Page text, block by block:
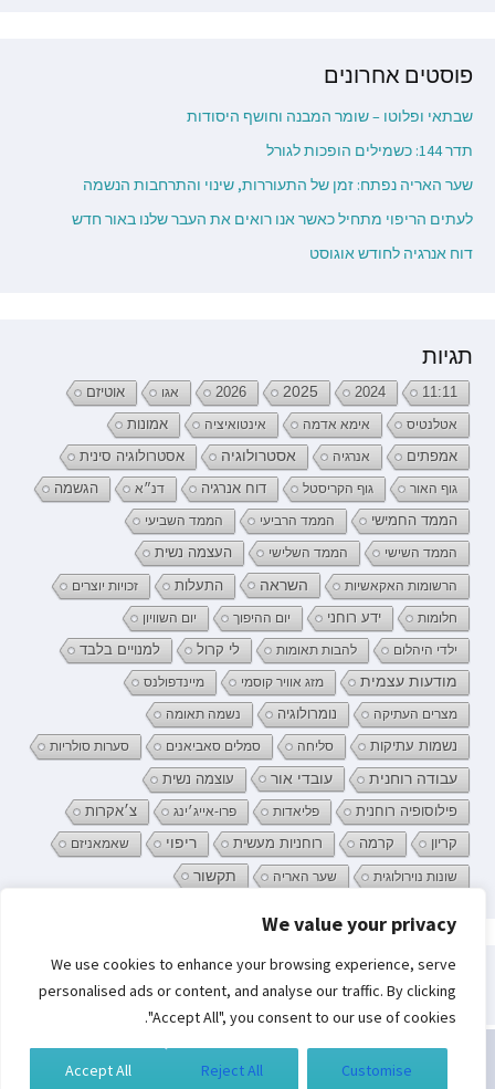
We value your privacy
We use cookies to enhance your browsing experience, serve
personalised ads or content, and analyse our traffic. By clicking
"Accept All", you consent to our use of cookies.
Customise
Reject All
Accept All
פוסטים אחרונים
שבתאי ופלוטו – שומר המבנה וחושף היסודות
תדר 144: כשמילים הופכות לגורל
שער האריה נפתח: זמן של התעוררות, שינוי והתרחבות הנשמה
לעתים הריפוי מתחיל כאשר אנו רואים את העבר שלנו באור חדש
דוח אנרגיה לחודש אוגוסט
תגיות
11:11
2024
2025
2026 אגו אוטיזם
אטלנטיס אימא אדמה אינטואיציה אמונות
אמפתים אנרגיה אסטרולוגיה אסטרולוגיה סינית
גוף האור גוף הקריסטל דוח אנרגיה דנ״א הגשמה
הממד החמישי הממד הרביעי הממד השביעי
הממד השישי הממד השלישי העצמה נשית
הרשומות האקאשיות השראה התעלות זכויות יוצרים
חלומות ידע רוחני יום ההיפוך יום השוויון
ילדי היהלום להבות תאומות לי קרול למנויים בלבד
מודעות עצמית מזג אוויר קוסמי מיינדפולנס
מצרים העתיקה נומרולוגיה נשמה תאומה
נשמות עתיקות סליחה סמלים סאביאנים סערות סולריות
עבודה רוחנית עובדי אור
עוצמה נשית
פילוסופיה רוחנית
פליאדות פרו-אייג׳ינג צ׳אקרות
קריון קרמה רוחניות מעשית ריפוי שאמאניזם
שונות נוירולוגית שער האריה תקשור
כל הזכויות שמורות לסמדר ברגמן | בניית אתרים תגית דאנס
מהווה את ההסכמה שלך לשימוש בהם.
לקבלת מידע נוסף, כולל מידע על השליטה בקובצי Cookies, ניתן לעיין בעמוד: